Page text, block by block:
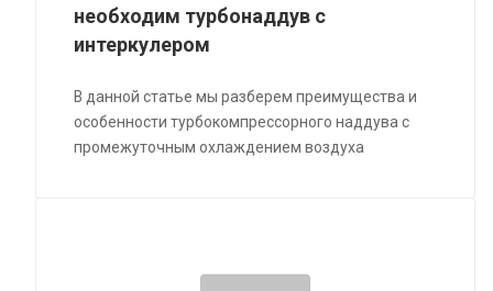
необходим турбонаддув с
интеркулером
В данной статье мы разберем преимущества и
особенности турбокомпрессорного наддува с
промежуточным охлаждением воздуха